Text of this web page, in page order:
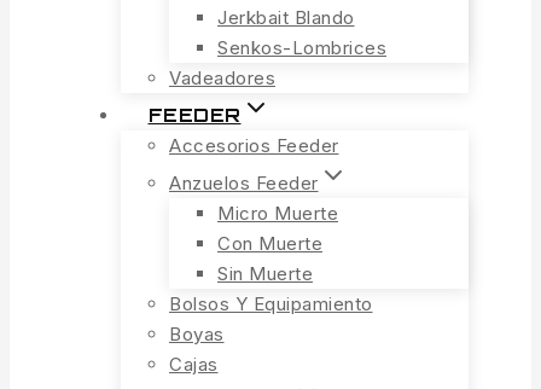
Jerkbait Blando
Senkos-Lombrices
Vadeadores
FEEDER
Accesorios Feeder
Anzuelos Feeder
Micro Muerte
Con Muerte
Sin Muerte
Bolsos Y Equipamiento
Boyas
Cajas